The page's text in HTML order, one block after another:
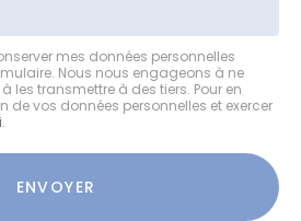
mes données personnelles
Nous nous engageons à ne
les transmettre à des tiers. Pour en
de vos données personnelles et exercer
.
ENVOYER